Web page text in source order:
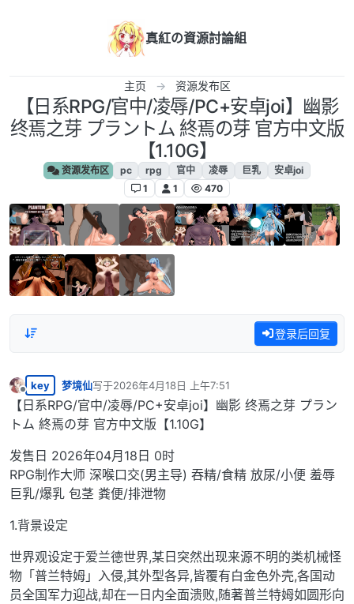
真紅の資源討論組
主页 资源发布区
【日系RPG/官中/凌辱/PC+安卓joi】幽影
终焉之芽 プラントム 終焉の芽 官方中文版
【1.10G】
资源发布区 pc rpg 官中 凌辱 巨乳
安卓joi
1
1 470
登录后回复
离线
key 梦境仙写于2026年4月18日 上午7:51
最后由 编辑
【日系RPG/官中/凌辱/PC+安卓joi】幽影 终焉之芽 プラン
トム 終焉の芽 官方中文版【1.10G】
发售日 2026年04月18日 0时
RPG制作大师 深喉口交(男主导) 吞精/食精 放尿/小便 羞辱
巨乳/爆乳 包茎 粪便/排泄物
1.背景设定
世界观设定于爱兰德世界,某日突然出现来源不明的类机械怪
物「普兰特姆」入侵,其外型各异,皆覆有白金色外壳,各国动
员全国军力迎战,却在一日内全面溃败,随著普兰特姆如圆形向